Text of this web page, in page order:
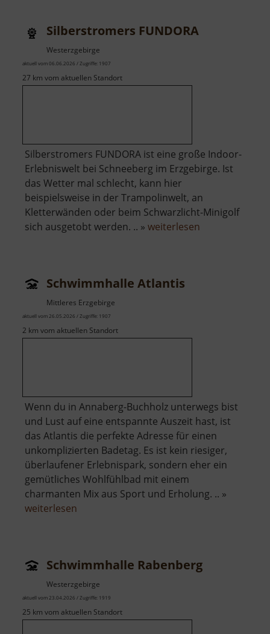
Silberstromers FUNDORA
Westerzgebirge
aktuell vom 06.06.2026 / Zugriffe: 1907
27 km vom aktuellen Standort
Silberstromers FUNDORA ist eine große Indoor-
Erlebniswelt bei Schneeberg im Erzgebirge. Ist
das Wetter mal schlecht, kann hier
beispielsweise in der Trampolinwelt, an
Kletterwänden oder beim Schwarzlicht-Minigolf
sich ausgetobt werden. .. » weiterlesen
Schwimmhalle Atlantis
Mittleres Erzgebirge
aktuell vom 26.05.2026 / Zugriffe: 1907
2 km vom aktuellen Standort
Wenn du in Annaberg-Buchholz unterwegs bist
und Lust auf eine entspannte Auszeit hast, ist
das Atlantis die perfekte Adresse für einen
unkomplizierten Badetag. Es ist kein riesiger,
überlaufener Erlebnispark, sondern eher ein
gemütliches Wohlfühlbad mit einem
charmanten Mix aus Sport und Erholung. .. »
weiterlesen
Schwimmhalle Rabenberg
Westerzgebirge
aktuell vom 23.04.2026 / Zugriffe: 1919
25 km vom aktuellen Standort